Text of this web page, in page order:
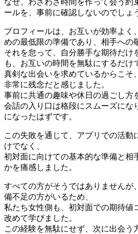
ールを、事前に確認しないのでしょ
プロフィールは、お互いが効率よく
めの最低限の準備であり、相手への
それを怠って、自分勝手な期待だけ
も、お互いの時間を無駄にするだけ
真剣な出会いを求めているからこそ
非常に残念だと感じました。
事前に共通の趣味や休日の過ごし方
会話の入り口は格段にスムーズにな
になったはずです。
この失敗を通じて、アプリでの活動
けでなく、
初対面に向けての基本的な準備と相
かを痛感しました。
すべての方がそうではありませんが
備不足の方がいるため、
私たち女性側も、初対面での期待値
改めて学びました。
この経験を無駄にせず、次に出会う